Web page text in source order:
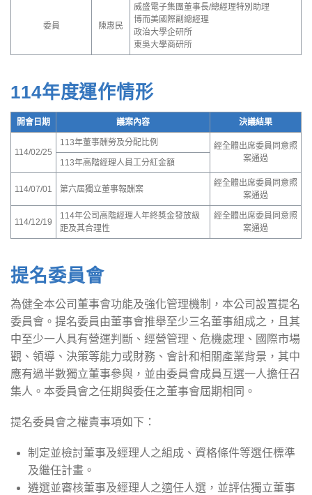
委員 陳惠民
威盛電子集團董事長/總經理特別助理
博而美國際副總經理
政治大學企研所
東吳大學商研所
114年度運作情形
開會日期 議案內容 決議結果
114/02/25
113年董事酬勞及分配比例
經全體出席委員同意照
案通過
113年高階經理人員工分紅金額
114/07/01 第六屆獨立董事報酬案
經全體出席委員同意照
案通過
114/12/19
114年公司高階經理人年終獎金發放級
距及其合理性
經全體出席委員同意照
案通過
提名委員會
為健全本公司董事會功能及強化管理機制，本公司設置提名
委員會。提名委員由董事會推舉至少三名董事組成之，且其
中至少一人具有營運判斷、經營管理、危機處理、國際市場
觀、領導、決策等能力或財務、會計和相關產業背景，其中
應有過半數獨立董事參與，並由委員會成員互選一人擔任召
集人。本委員會之任期與委任之董事會屆期相同。
提名委員會之權責事項如下：
制定並檢討董事及經理人之組成、資格條件等選任標準
及繼任計畫。
遴選並審核董事及經理人之適任人選，並評估獨立董事